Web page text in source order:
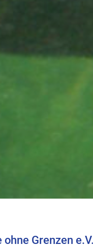
Grenzen e.V.